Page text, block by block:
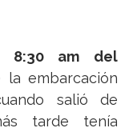
8:30 am del
la embarcación
salió de
tarde tenía